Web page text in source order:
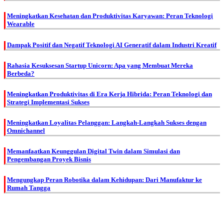
Meningkatkan Kesehatan dan Produktivitas Karyawan: Peran Teknologi
Wearable
Dampak Positif dan Negatif Teknologi AI Generatif dalam Industri Kreatif
Rahasia Kesuksesan Startup Unicorn: Apa yang Membuat Mereka
Berbeda?
Meningkatkan Produktivitas di Era Kerja Hibrida: Peran Teknologi dan
Strategi Implementasi Sukses
Meningkatkan Loyalitas Pelanggan: Langkah-Langkah Sukses dengan
Omnichannel
Memanfaatkan Keunggulan Digital Twin dalam Simulasi dan
Pengembangan Proyek Bisnis
Mengungkap Peran Robotika dalam Kehidupan: Dari Manufaktur ke
Rumah Tangga